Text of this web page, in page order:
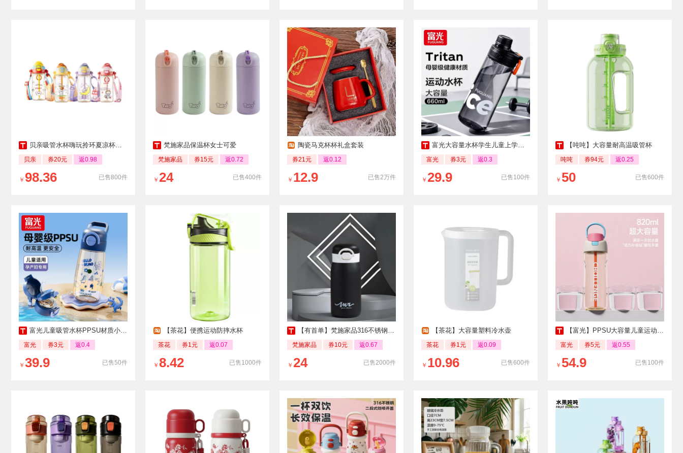
贝亲吸管水杯嗨玩拎环夏凉杯儿童水杯
贝亲 券20元 返0.98
已售800件
￥ 98.36
梵施家品保温杯女士可爱
梵施家品 券15元 返0.72
已售400件
￥ 24
陶瓷马克杯杯礼盒套装
券21元 返0.12
已售2万件
￥ 12.9
富光大容量水杯学生儿童上学专用
富光 券3元 返0.3
已售100件
￥ 29.9
【吨吨】大容量耐高温吸管杯
吨吨 券94元 返0.25
已售600件
￥ 50
富光儿童吸管水杯PPSU材质小学生专用耐高温
富光 券3元 返0.4
已售50件
￥ 39.9
【茶花】便携运动防摔水杯
茶花 券1元 返0.07
已售1000件
￥ 8.42
【有首单】梵施家品316不锈钢保温杯黑360ML
梵施家品 券10元 返0.67
已售2000件
￥ 24
【茶花】大容量塑料冷水壶
茶花 券1元 返0.09
已售600件
￥ 10.96
【富光】PPSU大容量儿童运动水杯
富光 券5元 返0.55
已售100件
￥ 54.9